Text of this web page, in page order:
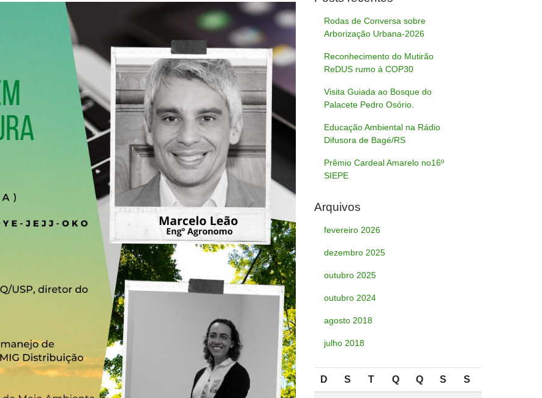
Rodas de Conversa sobre
Arborização Urbana-2026
Reconhecimento do Mutirão
ReDUS rumo à COP30
Visita Guiada ao Bosque do
Palacete Pedro Osório.
Educação Ambiental na Rádio
Difusora de Bagé/RS
Prêmio Cardeal Amarelo no16º
SIEPE
Arquivos
fevereiro 2026
dezembro 2025
outubro 2025
outubro 2024
agosto 2018
julho 2018
D S T Q Q S S